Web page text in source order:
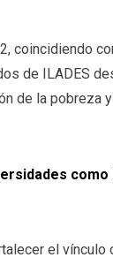
coincidiendo
de ILADES
de la pobreza
como
el vínculo